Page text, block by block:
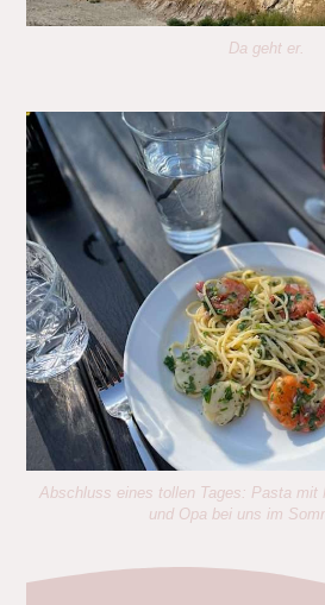
Da geht er.
Abschluss eines tollen Tages: Pasta mit
und Opa bei uns im